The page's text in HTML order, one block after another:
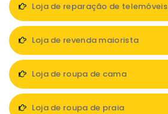
Loja de reparação de telemóveis
Loja de revenda maiorista
Loja de roupa de cama
Loja de roupa de praia